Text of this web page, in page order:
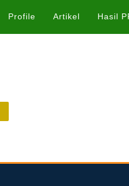
Profile Artikel Hasil